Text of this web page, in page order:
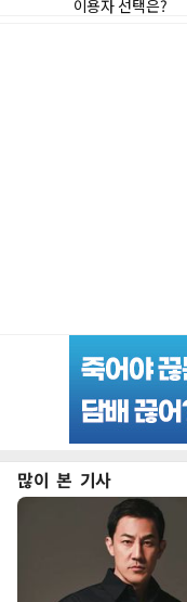
많이 본 기사